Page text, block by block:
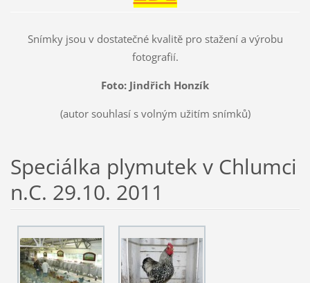
Snímky jsou v dostatečné kvalitě pro stažení a výrobu
fotografií.
Foto: Jindřich Honzík
(autor souhlasí s volným užitím snímků)
Speciálka plymutek v Chlumci
n.C. 29.10. 2011